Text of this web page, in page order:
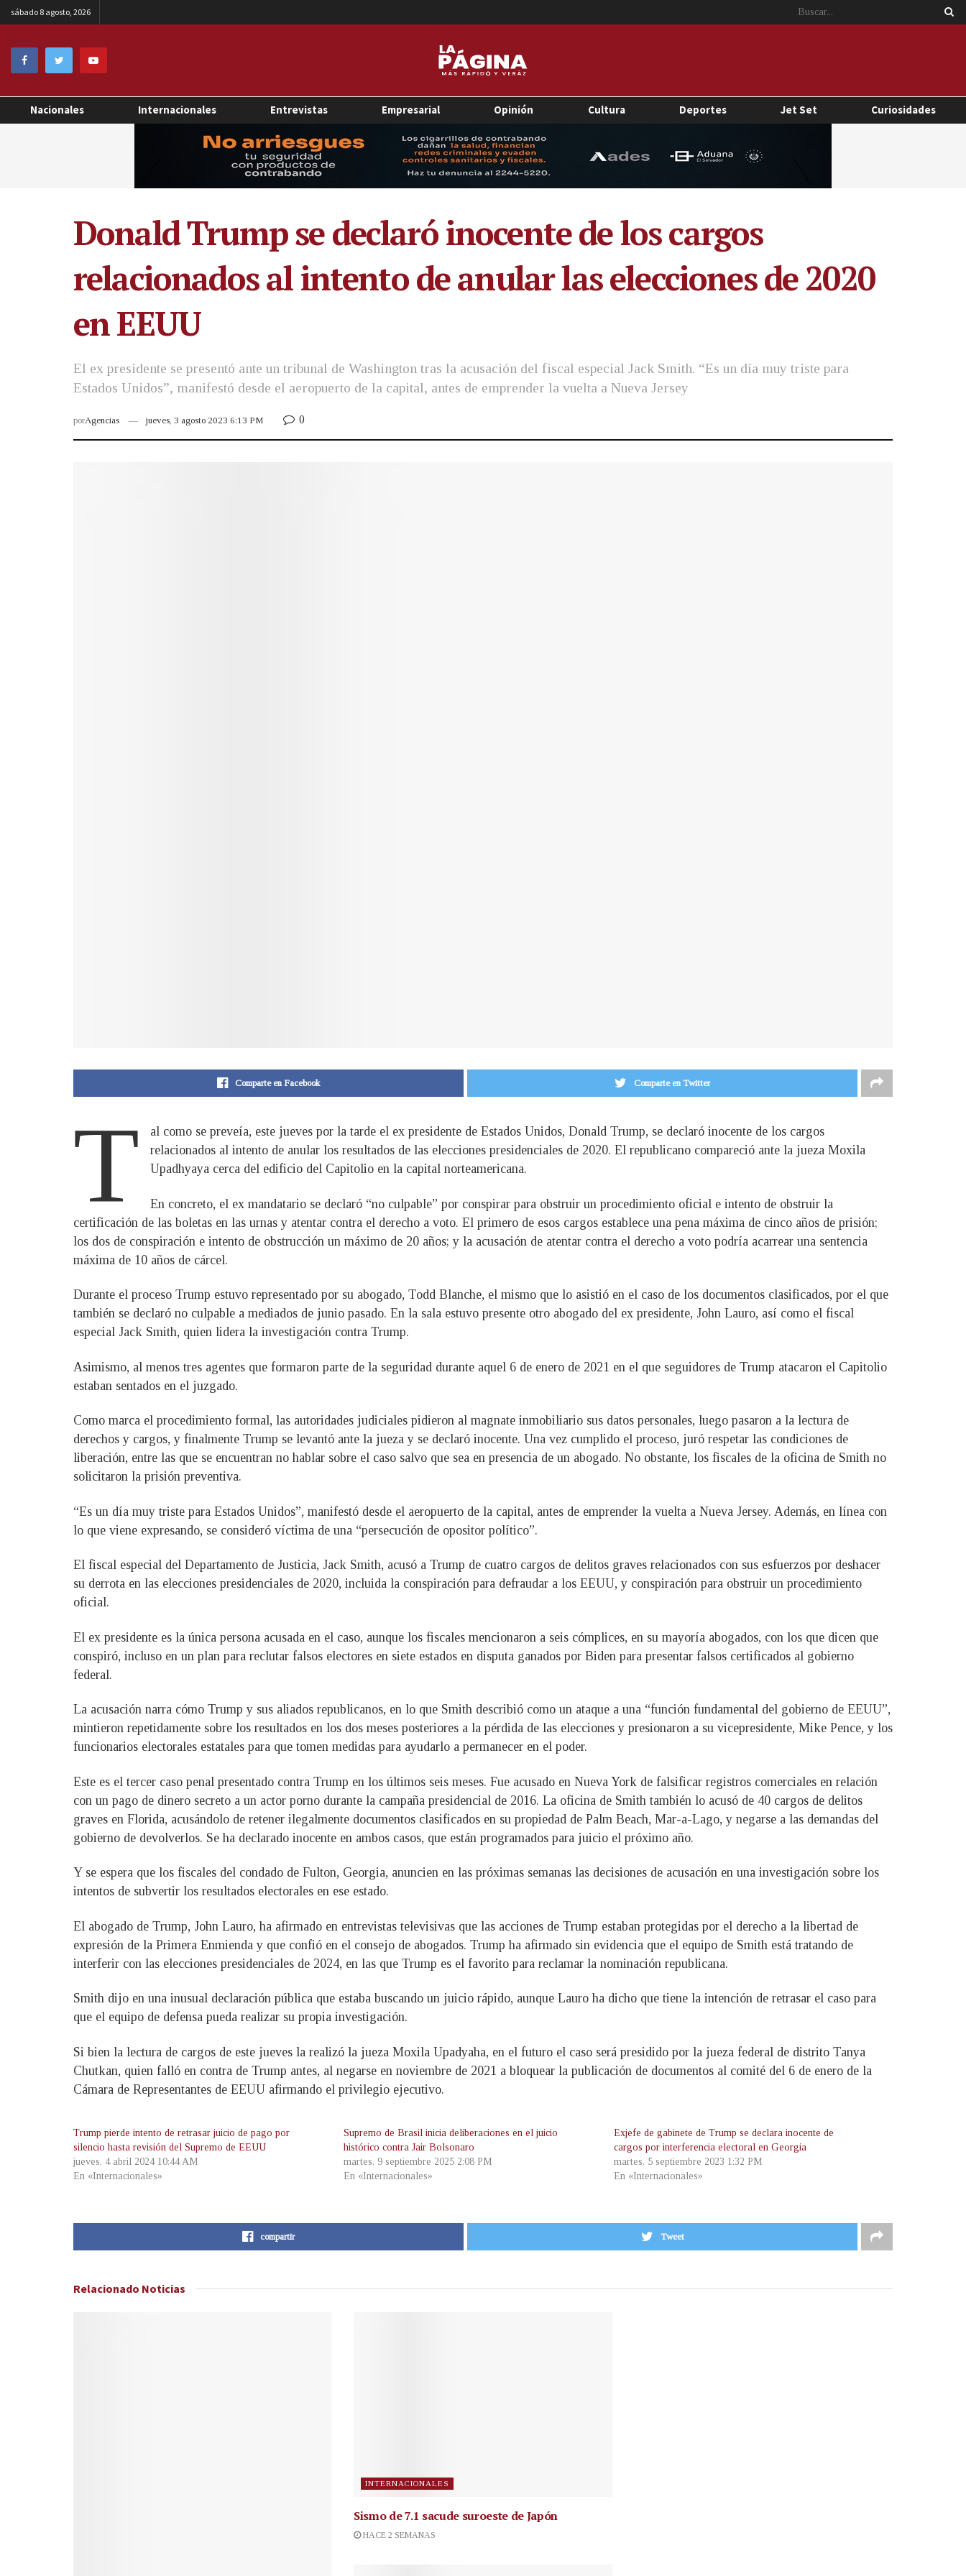
sábado 8 agosto, 2026
Nacionales Internacionales Entrevistas Empresarial Opinión Cultura Deportes Jet Set Curiosidades
Donald Trump se declaró inocente de los cargos
relacionados al intento de anular las elecciones de 2020
en EEUU
El ex presidente se presentó ante un tribunal de Washington tras la acusación del fiscal especial Jack Smith. “Es un día muy triste para
Estados Unidos”, manifestó desde el aeropuerto de la capital, antes de emprender la vuelta a Nueva Jersey
porAgencias jueves, 3 agosto 2023 6:13 PM 0
Comparte en Facebook Comparte en Twitter
T
al como se preveía, este jueves por la tarde el ex presidente de Estados Unidos, Donald Trump, se declaró inocente de los cargos
relacionados al intento de anular los resultados de las elecciones presidenciales de 2020. El republicano compareció ante la jueza Moxila
Upadhyaya cerca del edificio del Capitolio en la capital norteamericana.
En concreto, el ex mandatario se declaró “no culpable” por conspirar para obstruir un procedimiento oficial e intento de obstruir la
certificación de las boletas en las urnas y atentar contra el derecho a voto. El primero de esos cargos establece una pena máxima de cinco años de prisión;
los dos de conspiración e intento de obstrucción un máximo de 20 años; y la acusación de atentar contra el derecho a voto podría acarrear una sentencia
máxima de 10 años de cárcel.
Durante el proceso Trump estuvo representado por su abogado, Todd Blanche, el mismo que lo asistió en el caso de los documentos clasificados, por el que
también se declaró no culpable a mediados de junio pasado. En la sala estuvo presente otro abogado del ex presidente, John Lauro, así como el fiscal
especial Jack Smith, quien lidera la investigación contra Trump.
Asimismo, al menos tres agentes que formaron parte de la seguridad durante aquel 6 de enero de 2021 en el que seguidores de Trump atacaron el Capitolio
estaban sentados en el juzgado.
Como marca el procedimiento formal, las autoridades judiciales pidieron al magnate inmobiliario sus datos personales, luego pasaron a la lectura de
derechos y cargos, y finalmente Trump se levantó ante la jueza y se declaró inocente. Una vez cumplido el proceso, juró respetar las condiciones de
liberación, entre las que se encuentran no hablar sobre el caso salvo que sea en presencia de un abogado. No obstante, los fiscales de la oficina de Smith no
solicitaron la prisión preventiva.
“Es un día muy triste para Estados Unidos”, manifestó desde el aeropuerto de la capital, antes de emprender la vuelta a Nueva Jersey. Además, en línea con
lo que viene expresando, se consideró víctima de una “persecución de opositor político”.
El fiscal especial del Departamento de Justicia, Jack Smith, acusó a Trump de cuatro cargos de delitos graves relacionados con sus esfuerzos por deshacer
su derrota en las elecciones presidenciales de 2020, incluida la conspiración para defraudar a los EEUU, y conspiración para obstruir un procedimiento
oficial.
El ex presidente es la única persona acusada en el caso, aunque los fiscales mencionaron a seis cómplices, en su mayoría abogados, con los que dicen que
conspiró, incluso en un plan para reclutar falsos electores en siete estados en disputa ganados por Biden para presentar falsos certificados al gobierno
federal.
La acusación narra cómo Trump y sus aliados republicanos, en lo que Smith describió como un ataque a una “función fundamental del gobierno de EEUU”,
mintieron repetidamente sobre los resultados en los dos meses posteriores a la pérdida de las elecciones y presionaron a su vicepresidente, Mike Pence, y los
funcionarios electorales estatales para que tomen medidas para ayudarlo a permanecer en el poder.
Este es el tercer caso penal presentado contra Trump en los últimos seis meses. Fue acusado en Nueva York de falsificar registros comerciales en relación
con un pago de dinero secreto a un actor porno durante la campaña presidencial de 2016. La oficina de Smith también lo acusó de 40 cargos de delitos
graves en Florida, acusándolo de retener ilegalmente documentos clasificados en su propiedad de Palm Beach, Mar-a-Lago, y negarse a las demandas del
gobierno de devolverlos. Se ha declarado inocente en ambos casos, que están programados para juicio el próximo año.
Y se espera que los fiscales del condado de Fulton, Georgia, anuncien en las próximas semanas las decisiones de acusación en una investigación sobre los
intentos de subvertir los resultados electorales en ese estado.
El abogado de Trump, John Lauro, ha afirmado en entrevistas televisivas que las acciones de Trump estaban protegidas por el derecho a la libertad de
expresión de la Primera Enmienda y que confió en el consejo de abogados. Trump ha afirmado sin evidencia que el equipo de Smith está tratando de
interferir con las elecciones presidenciales de 2024, en las que Trump es el favorito para reclamar la nominación republicana.
Smith dijo en una inusual declaración pública que estaba buscando un juicio rápido, aunque Lauro ha dicho que tiene la intención de retrasar el caso para
que el equipo de defensa pueda realizar su propia investigación.
Si bien la lectura de cargos de este jueves la realizó la jueza Moxila Upadyaha, en el futuro el caso será presidido por la jueza federal de distrito Tanya
Chutkan, quien falló en contra de Trump antes, al negarse en noviembre de 2021 a bloquear la publicación de documentos al comité del 6 de enero de la
Cámara de Representantes de EEUU afirmando el privilegio ejecutivo.
Trump pierde intento de retrasar juicio de pago por
silencio hasta revisión del Supremo de EEUU
jueves, 4 abril 2024 10:44 AM
En «Internacionales»
Supremo de Brasil inicia deliberaciones en el juicio
histórico contra Jair Bolsonaro
martes, 9 septiembre 2025 2:08 PM
En «Internacionales»
Exjefe de gabinete de Trump se declara inocente de
cargos por interferencia electoral en Georgia
martes, 5 septiembre 2023 1:32 PM
En «Internacionales»
compartir Tweet
Relacionado Noticias
INTERNACIONALES
Sismo de 7.1 sacude suroeste de Japón
HACE 2 SEMANAS